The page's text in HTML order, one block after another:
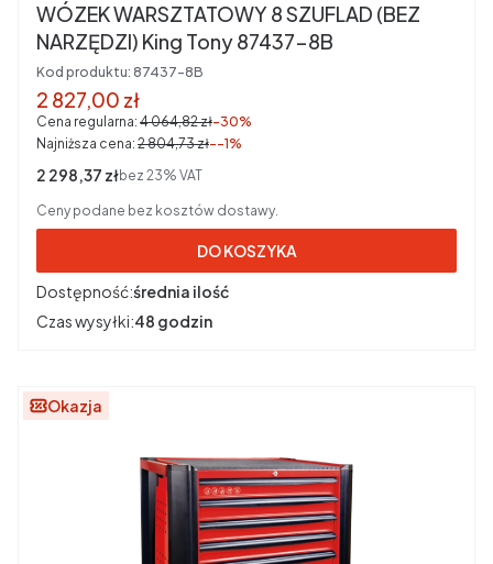
WÓZEK WARSZTATOWY 8 SZUFLAD (BEZ
NARZĘDZI) King Tony 87437-8B
Kod produktu: 87437-8B
Cena promocyjna brutto
2 827,00 zł
Cena regularna: 4 064,82 zł-30%
Najniższa cena: 2 804,73 zł--1%
Cena netto
2 298,37 złbez 23% VAT
Ceny podane bez kosztów dostawy.
DO KOSZYKA
Dostępność:średnia ilość
Czas wysyłki:48 godzin
Okazja